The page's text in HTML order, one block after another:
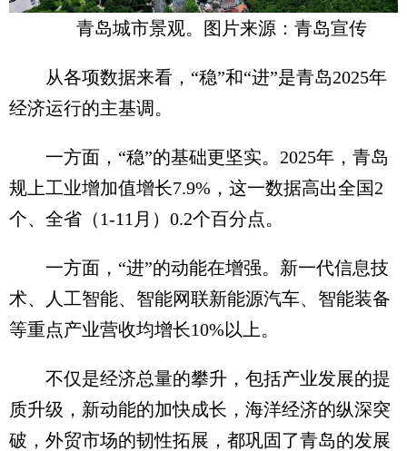
青岛城市景观。图片来源：青岛宣传
从各项数据来看，“稳”和“进”是青岛2025年
经济运行的主基调。
一方面，“稳”的基础更坚实。2025年，青岛
规上工业增加值增长7.9%，这一数据高出全国2
个、全省（1-11月）0.2个百分点。
一方面，“进”的动能在增强。新一代信息技
术、人工智能、智能网联新能源汽车、智能装备
等重点产业营收均增长10%以上。
不仅是经济总量的攀升，包括产业发展的提
质升级，新动能的加快成长，海洋经济的纵深突
破，外贸市场的韧性拓展，都巩固了青岛的发展